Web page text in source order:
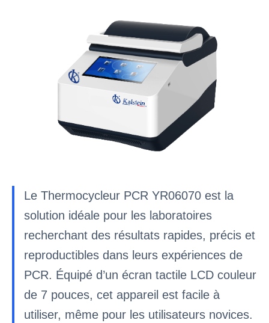
Le Thermocycleur PCR YR06070 est la
solution idéale pour les laboratoires
recherchant des résultats rapides, précis et
reproductibles dans leurs expériences de
PCR. Équipé d’un écran tactile LCD couleur
de 7 pouces, cet appareil est facile à
utiliser, même pour les utilisateurs novices.